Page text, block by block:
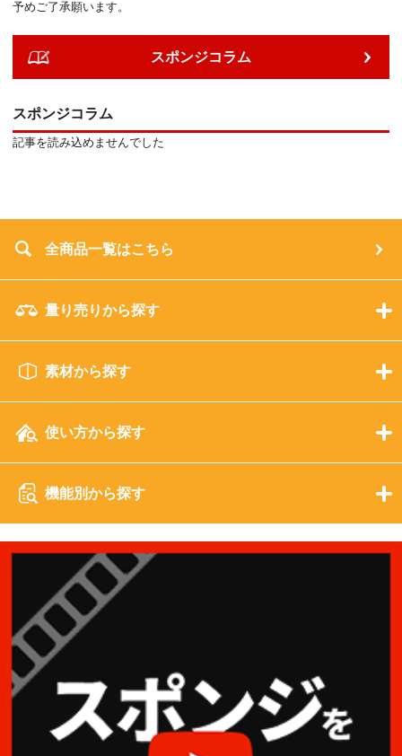
予めご了承願います。
スポンジコラム
スポンジコラム
記事を読み込めませんでした
全商品一覧はこちら
量り売りから探す
素材から探す
使い方から探す
機能別から探す